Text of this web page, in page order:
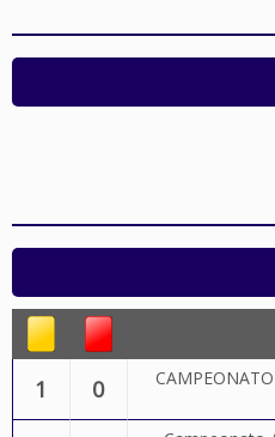
1 0